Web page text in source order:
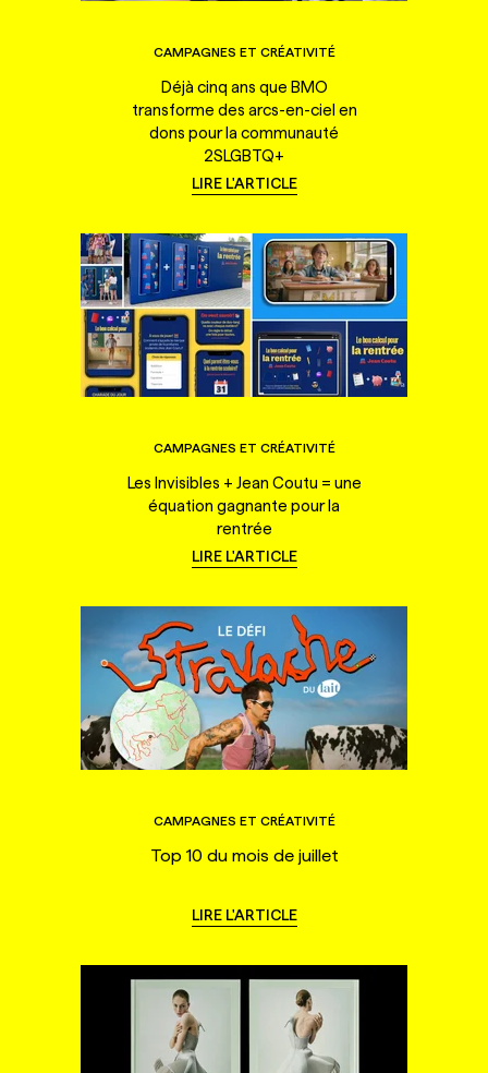
CAMPAGNES ET CRÉATIVITÉ
Déjà cinq ans que BMO
transforme des arcs-en-ciel en
dons pour la communauté
2SLGBTQ+
LIRE L'ARTICLE
CAMPAGNES ET CRÉATIVITÉ
Les Invisibles + Jean Coutu = une
équation gagnante pour la
rentrée
LIRE L'ARTICLE
CAMPAGNES ET CRÉATIVITÉ
Top 10 du mois de juillet
LIRE L'ARTICLE